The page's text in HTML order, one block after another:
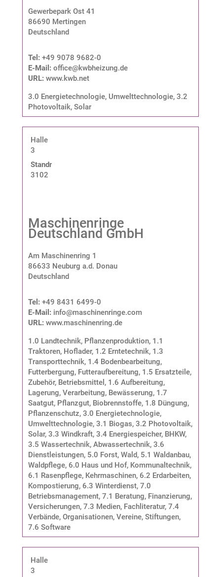
Gewerbepark Ost 41
86690 Mertingen
Deutschland
Tel: +49 9078 9682-0
E-Mail: office@kwbheizung.de
URL: www.kwb.net
3.0 Energietechnologie, Umwelttechnologie, 3.2
Photovoltaik, Solar
Halle
3
Standnummer:
3102
Maschinenringe
Deutschland GmbH
Am Maschinenring 1
86633 Neuburg a.d. Donau
Deutschland
Tel: +49 8431 6499-0
E-Mail: info@maschinenringe.com
URL:www.maschinenring.de
1.0 Landtechnik, Pflanzenproduktion, 1.1
Traktoren, Hoflader, 1.2 Erntetechnik, 1.3
Transporttechnik, 1.4 Bodenbearbeitung,
Futterbergung, Futteraufbereitung, 1.5 Ersatzteile,
Zubehör, Betriebsmittel , 1.6 Aufbereitung,
Lagerung, Verarbeitung, Bewässerung, 1.7
Saatgut, Pflanzgut, Biobrennstoffe, 1.8 Düngung,
Pflanzenschutz, 3.0 Energietechnologie,
Umwelttechnologie, 3.1 Biogas, 3.2 Photovoltaik,
Solar, 3.3 Windkraft, 3.4 Energiespeicher, BHKW,
3.5 Wassertechnik, Abwassertechnik, 3.6
Dienstleistungen, 5.0 Forst, Wald, 5.1 Waldanbau,
Waldpflege, 6.0 Haus und Hof, Kommunaltechnik,
6.1 Rasenpflege, Kehrmaschinen, 6.2 Erdarbeiten,
Kompostierung, 6.3 Winterdienst, 7.0
Betriebsmanagement, 7.1 Beratung, Finanzierung,
Versicherungen, 7.3 Medien, Fachliteratur, 7.4
Verbände, Organisationen, Vereine, Stiftungen,
7.6 Software
Halle
3